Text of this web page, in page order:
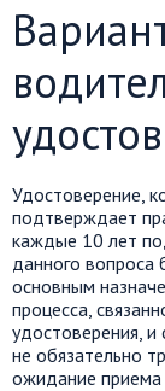
Удостоверение,
подтверждает
каждые 10 лет
данного вопроса
основным
процесса,
удостоверения,
не обязательно
ожидание